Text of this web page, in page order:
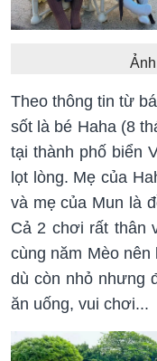
Theo thông tin từ
sốt là bé Haha (8
tại thành phố biển
lọt lòng. Mẹ của
và mẹ của Mun là
Cả 2 chơi rất thân
cùng năm Mèo
dù còn nhỏ nhưng
ăn uống, vui chơi...